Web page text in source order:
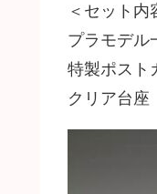
＜セット内
プラモデル
特製ポスト
クリア台座